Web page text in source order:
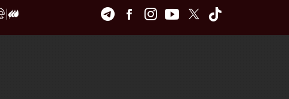
TelegramFacebookInstagramYoutubeTwitter